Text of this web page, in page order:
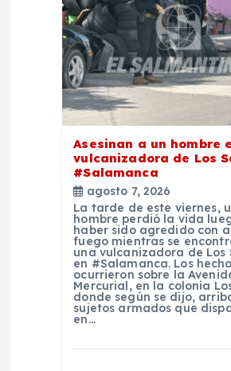
Asesinan a un hombre
vulcanizadora de Los
#Salamanca
agosto 7, 2026
La tarde de este viernes,
hombre perdió la vida
haber sido agredido con
fuego mientras se
una vulcanizadora de Los
en #Salamanca. Los
ocurrieron sobre la
Mercurial, en la colonia
donde según se dijo,
sujetos armados que
en…